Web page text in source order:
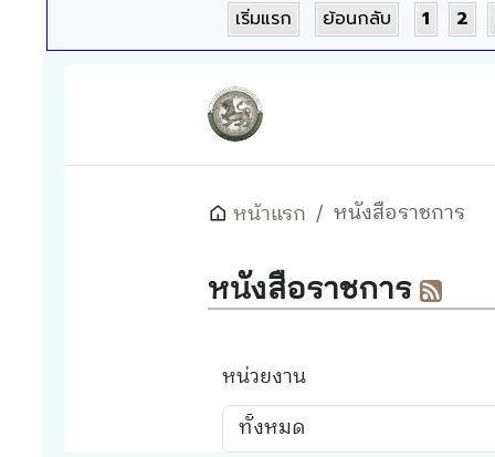
เริ่มแรก ย้อนกลับ 1 2